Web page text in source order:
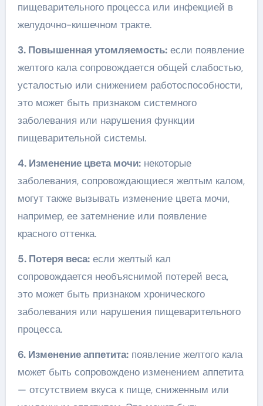
пищеварительного процесса или инфекцией в
желудочно-кишечном тракте.
3. Повышенная утомляемость:если появление
желтого кала сопровождается общей слабостью,
усталостью или снижением работоспособности,
это может быть признаком системного
заболевания или нарушения функции
пищеварительной системы.
4. Изменение цвета мочи:некоторые
заболевания, сопровождающиеся желтым калом,
могут также вызывать изменение цвета мочи,
например, ее затемнение или появление
красного оттенка.
5. Потеря веса:если желтый кал
сопровождается необъяснимой потерей веса,
это может быть признаком хронического
заболевания или нарушения пищеварительного
процесса.
6. Изменение аппетита:появление желтого кала
может быть сопровождено изменением аппетита
— отсутствием вкуса к пище, сниженным или